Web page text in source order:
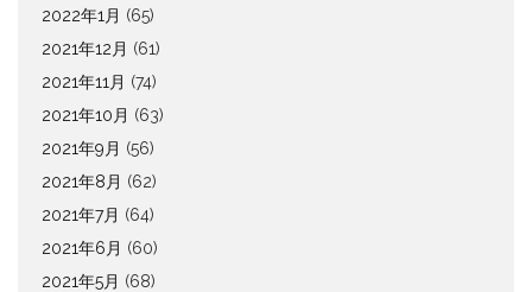
2022年1月 (65)
2021年12月 (61)
2021年11月 (74)
2021年10月 (63)
2021年9月 (56)
2021年8月 (62)
2021年7月 (64)
2021年6月 (60)
2021年5月 (68)